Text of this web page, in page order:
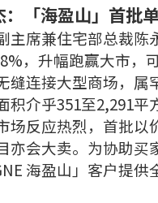
「海盈山」首批
主席兼住宅部总裁陈
，升幅跑赢大市，
缝连接大型商场，
积介乎351至2,291平
场反应热烈，首批
亦会大卖。为协助买
海盈山」客户提